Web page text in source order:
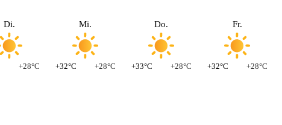
Di.
+28°C
Mi.
+32°C +28°C
Do.
+33°C +28°C
Fr.
+32°C +28°C